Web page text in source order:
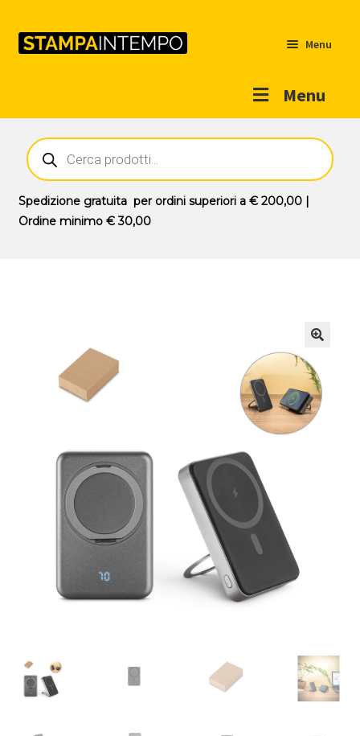
Menu
Menu
Outlet
Prodotti
Novità
Ricerca
prodotti
Spedizione gratuitaper ordini superiori a € 200,00|
Ordine minimo € 30,00